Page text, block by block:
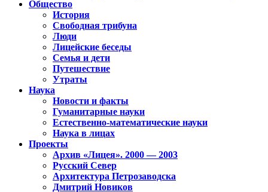
Общество
История
Свободная трибуна
Люди
Лицейские беседы
Семья и дети
Путешествие
Утраты
Наука
Новости и факты
Гуманитарные науки
Естественно-математические науки
Наука в лицах
Проекты
Архив «Лицея». 2000 — 2003
Русский Север
Архитектура Петрозаводска
Дмитрий Новиков